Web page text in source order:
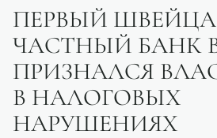
ПЕРВЫЙ
ЧАСТНЫЙ БАНК
ПРИЗНАЛСЯ
В НАЛОГОВЫХ
НАРУШЕНИЯХ